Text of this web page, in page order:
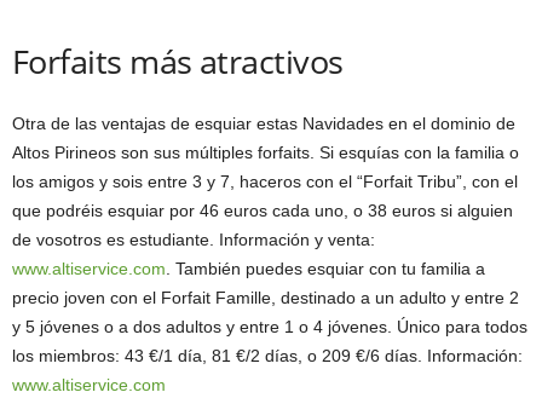
Forfaits más atractivos
Otra de las ventajas de esquiar estas Navidades en el dominio de
Altos Pirineos son sus múltiples forfaits. Si esquías con la familia o
los amigos y sois entre 3 y 7, haceros con el “Forfait Tribu”, con el
que podréis esquiar por 46 euros cada uno, o 38 euros si alguien
de vosotros es estudiante. Información y venta:
www.altiservice.com. También puedes esquiar con tu familia a
precio joven con el Forfait Famille, destinado a un adulto y entre 2
y 5 jóvenes o a dos adultos y entre 1 o 4 jóvenes. Único para todos
los miembros: 43 €/1 día, 81 €/2 días, o 209 €/6 días. Información:
www.altiservice.com